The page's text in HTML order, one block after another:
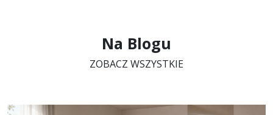
Na Blogu
ZOBACZ WSZYSTKIE